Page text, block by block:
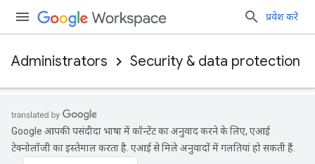
प्रवेश करें
Administrators Security & data protection
Google आपकी पसंदीदा भाषा में कॉन्टेंट का अनुवाद करने के लिए, एआई
टेक्नोलॉजी का इस्तेमाल करता है. एआई से मिले अनुवादों में गलतियां हो सकती हैं.